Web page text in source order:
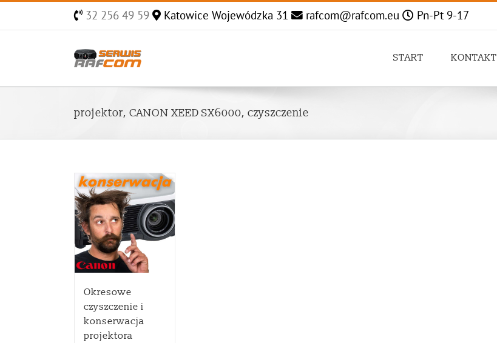
32 256 49 59 Katowice Wojewódzka 31 rafcom@rafcom.eu Pn-Pt 9-17
START KONTAKT
projektor, CANON XEED SX6000, czyszczenie
Okresowe
czyszczenie i
konserwacja
projektora